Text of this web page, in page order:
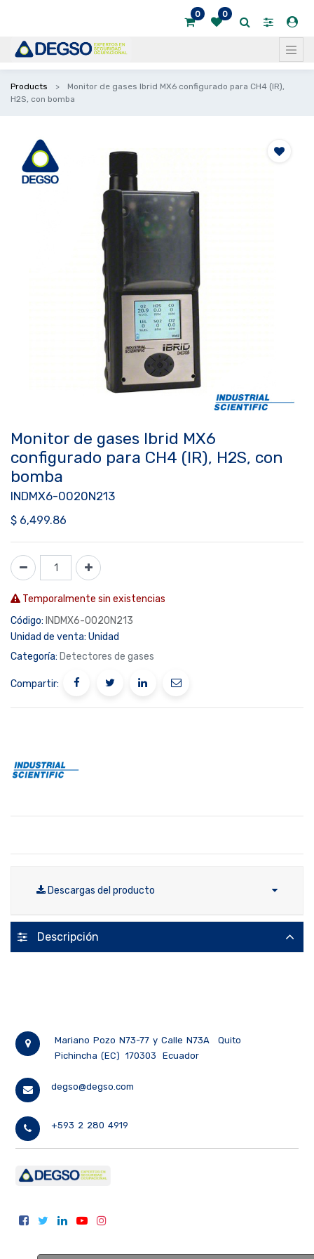
0 0
Products
Monitor de gases Ibrid MX6 configurado para CH4 (IR),
H2S, con bomba
Monitor de gases Ibrid MX6
configurado para CH4 (IR), H2S, con
bomba
INDMX6-0020N213
$ 6,499.86
Temporalmente sin existencias
Código: INDMX6-0020N213
Unidad de venta: Unidad
Categoría: Detectores de gases
Compartir:
Descargas del producto
Descripción
Mariano Pozo N73-77 y Calle N73A
Quito
Pichincha (EC)
170303 Ecuador
degso@degso.com
+593 2 280 4919